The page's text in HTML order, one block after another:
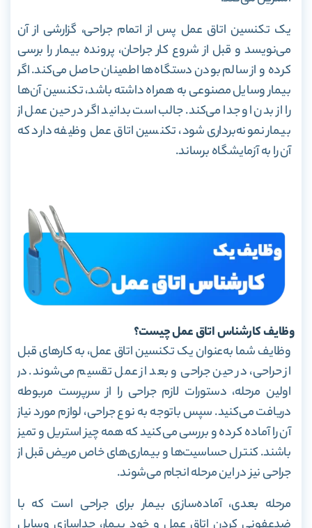
یک تکنسین اتاق عمل پس از اتمام جراحی، گزارشی از آن
می‌نویسد و قبل از شروع کار جراحان، پرونده بیمار را برسی
کرده و از سالم بودن دستگاه‌ها اطمینان حاصل می‌کند. اگر
بیمار وسایل مصنوعی به همراه داشته باشد، تکنسین آن‌ها
را از بدن او جدا می‌کند. جالب است بدانید اگر در حین عمل از
بیمار نمونه‌برداری شود، تکنسین اتاق عمل وظیفه دارد که
آن را به آزمایشگاه برساند.
وظایف کارشناس اتاق عمل چیست؟
وظایف شما به‌عنوان یک تکنسین اتاق عمل، به کارهای قبل
از حراحی، در حین جراحی و بعد از عمل تقسیم می‌شوند. در
اولین مرحله، دستورات لازم جراحی را از سرپرست مربوطه
دریافت می‌کنید. سپس باتوجه به نوع جراحی، لوازم مورد نیاز
آن را آماده کرده و بررسی می‌‌کنید که همه چیز استریل و تمیز
باشند. کنترل حساسیت‌ها و بیماری‌های خاص مریض قبل از
جراحی نیز در این مرحله انجام می‌شوند.
مرحله بعدی، آماده‌سازی بیمار برای جراحی است که با